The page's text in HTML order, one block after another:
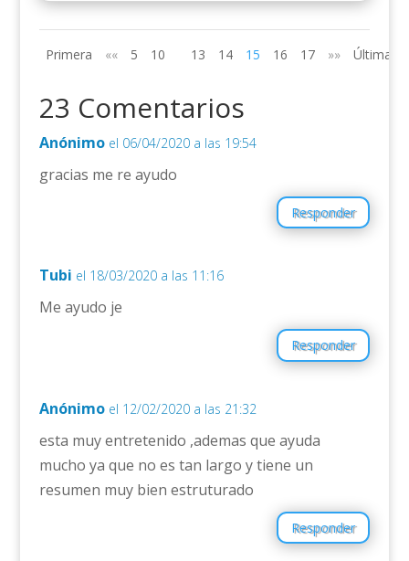
Primera «« 5 10 13 14 15 16 17 »» Última
23 Comentarios
Anónimo el 06/04/2020 a las 19:54
gracias me re ayudo
Responder
Tubi el 18/03/2020 a las 11:16
Me ayudo je
Responder
Anónimo el 12/02/2020 a las 21:32
esta muy entretenido ,ademas que ayuda
mucho ya que no es tan largo y tiene un
resumen muy bien estruturado
Responder